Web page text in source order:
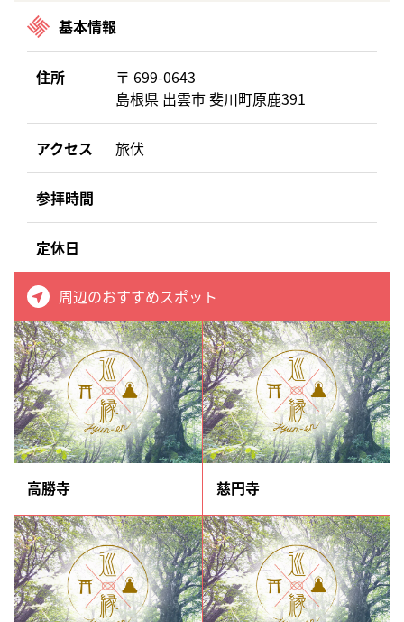
基本情報
住所
〒 699-0643
島根県 出雲市 斐川町原鹿391
アクセス 旅伏
参拝時間
定休日
周辺のおすすめスポット
高勝寺 慈円寺